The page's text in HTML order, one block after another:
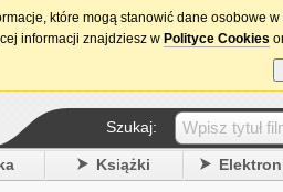
15. urodziny DataPremiery.pl
Szukaj:
Książki
które mogą stanowić dane osobowe
informacji znajdziesz w Polityce Cookies